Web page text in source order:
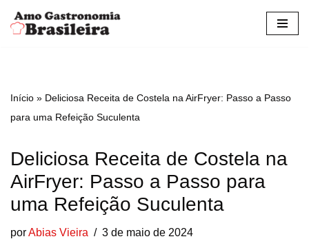
Pular
conteúdo
Início » Deliciosa Receita de Costela na AirFryer: Passo a Passo
para uma Refeição Suculenta
Deliciosa Receita de Costela na
AirFryer: Passo a Passo para
uma Refeição Suculenta
porAbias Vieira 3 de maio de 2024